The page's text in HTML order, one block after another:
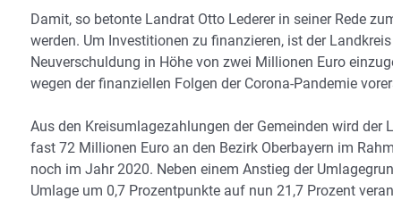
Damit, so betonte Landrat Otto Lederer in seiner Rede
werden. Um Investitionen zu finanzieren, ist der
Neuverschuldung in Höhe von zwei Millionen Euro
wegen der finanziellen Folgen der Corona-Pandemie
Aus den Kreisumlagezahlungen der Gemeinden wird
fast 72 Millionen Euro an den Bezirk Oberbayern im
noch im Jahr 2020. Neben einem Anstieg der
Umlage um 0,7 Prozentpunkte auf nun 21,7 Prozent